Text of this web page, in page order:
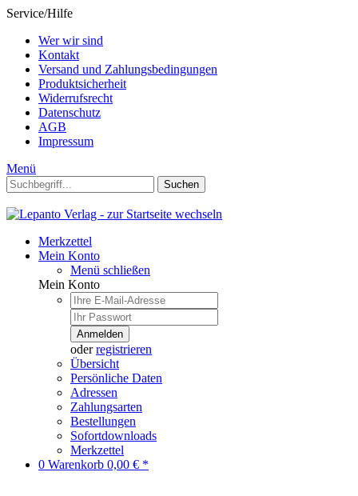
Service/Hilfe
Wer wir sind
Kontakt
Versand und Zahlungsbedingungen
Produktsicherheit
Widerrufsrecht
Datenschutz
AGB
Impressum
Menü
Suchen
Merkzettel
Mein Konto
Menü schließen
Mein Konto
Anmelden
oderregistrieren
Übersicht
Persönliche Daten
Adressen
Zahlungsarten
Bestellungen
Sofortdownloads
Merkzettel
0 Warenkorb 0,00 € *